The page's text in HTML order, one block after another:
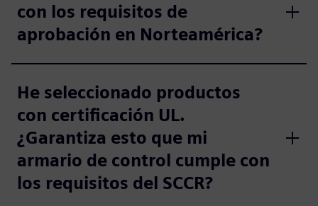
con los requisitos de
aprobación en Norteamérica?
He seleccionado productos
con certificación UL.
¿Garantiza esto que mi
armario de control cumple con
los requisitos del SCCR?